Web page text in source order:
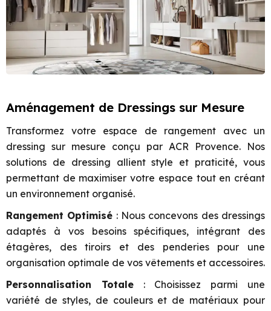
Aménagement de Dressings sur Mesure
Transformez votre espace de rangement avec un
dressing sur mesure conçu par ACR Provence. Nos
solutions de dressing allient style et praticité, vous
permettant de maximiser votre espace tout en créant
un environnement organisé.
Rangement Optimisé : Nous concevons des dressings
adaptés à vos besoins spécifiques, intégrant des
étagères, des tiroirs et des penderies pour une
organisation optimale de vos vêtements et accessoires.
Personnalisation Totale: Choisissez parmi une
variété de styles, de couleurs et de matériaux pour